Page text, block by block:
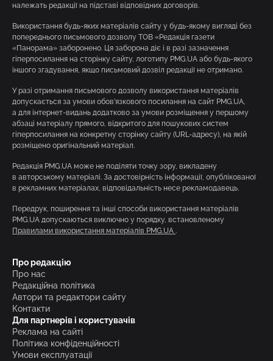
належать редакції на підставі відповідних договорів.
Використання будь-яких матеріалів сайту у будь-якому вигляді без
попереднього письмового дозволу ТОВ «Редакція газети
«Панорама» заборонено. Ця заборона діє і в разі зазначення
гіперпосилання на сторінку сайту, логотипу PMG.UA або будь-якого
іншого згадування, якщо письмовий дозвіл редакції не отримано.
У разі отримання письмового дозволу використання матеріалів
допускається за умови обов’язкового посилання на сайт PMG.UA,
а для інтернет-видань додатково за умови розміщення у першому
абзаці матеріалу прямого, відкритого для пошукових систем
гіперпосилання на конкретну сторінку сайту (URL-адресу), на якій
розміщено оригінальний матеріал.
Редакція PMG.UA може не поділяти точку зору, викладену
в авторському матеріалі. За достовірність інформації, опублікованої
в рекламних матеріалах, відповідальність несе рекламодавець.
Передрук, поширення та інші способи використання матеріалів
PMG.UA допускаються виключно у порядку, встановленому
Правилами використання матеріалів PMG.UA .
Про редакцію
Про нас
Редакційна політика
Автори та редактори сайту
Контакти
Для партнерів і користувачів
Реклама на сайті
Політика конфіденційності
Умови експлуатації